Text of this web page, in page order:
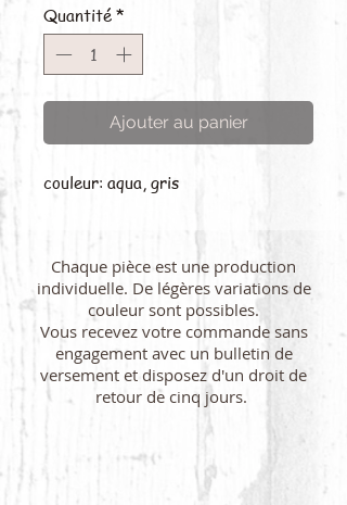
Quantité *
Ajouter au panier
couleur: aqua, gris
Chaque pièce est une production
individuelle. De légères variations de
couleur sont possibles.
Vous recevez votre commande sans
engagement avec un bulletin de
versement et disposez d'un droit de
retour de cinq jours.